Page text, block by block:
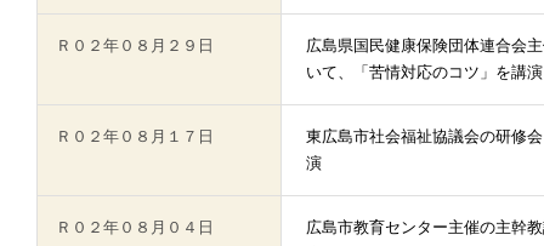
Ｒ０２年０８月２９日
広島県国民健康保険団体連合会
いて、「苦情対応のコツ」を講演
Ｒ０２年０８月１７日
東広島市社会福祉協議会の研修
演
Ｒ０２年０８月０４日
広島市教育センター主催の主幹